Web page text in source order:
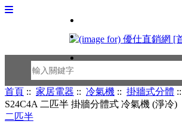
首頁 :: 家居電器 :: 冷氣機 :: 掛牆式分體 ::
S24C4A 二匹半 掛牆分體式 冷氣機 (淨冷)
二匹半